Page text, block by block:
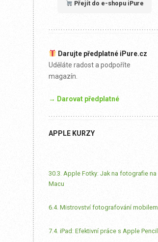
Přejít do e-shopu iPure
Darujte předplatné iPure.cz
Uděláte radost a podpoříte
magazín.
→ Darovat předplatné
APPLE KURZY
30.3. Apple Fotky: Jak na fotografie na
Macu
6.4. Mistrovství fotografování mobilem
7.4. iPad: Efektivní práce s Apple Pencil